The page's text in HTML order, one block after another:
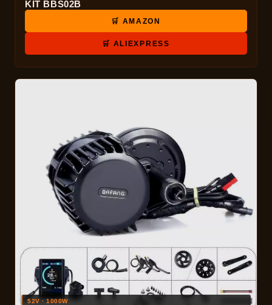
KIT BBS02B
🛒 AMAZON
🛒 ALIEXPRESS
52V · 1000W